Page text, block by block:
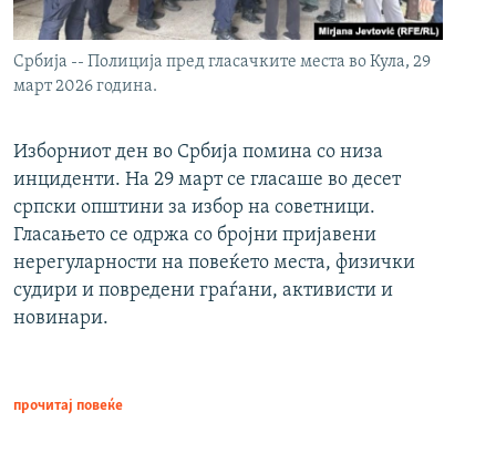
Србија -- Полиција пред гласачките места во Кула, 29
март 2026 година.
Изборниот ден во Србија помина со низа
инциденти. На 29 март се гласаше во десет
српски општини за избор на советници.
Гласањето се одржа со бројни пријавени
нерегуларности на повеќето места, физички
судири и повредени граѓани, активисти и
новинари.
прочитај повеќе